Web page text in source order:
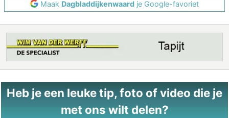
Maak Dagbladdijkenwaard je Google-favoriet
Heb je een leuke tip, foto of video die je
met ons wilt delen?